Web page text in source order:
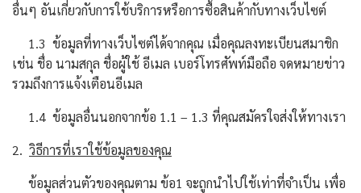
อื่นๆ อันเกี่ยวกับการใช้บริการหรือการซื้อสินค้ากับทางเว็บไซต์
1.3 ข้อมูลที่ทางเว็บไซต์ได้จากคุณ เมื่อคุณลงทะเบียนสมาชิก
เช่น ชื่อ นามสกุล ชื่อผู้ใช้ อีเมล เบอร์โทรศัพท์มือถือ จดหมายข่าว
รวมถึงการแจ้งเตือนอีเมล
1.4 ข้อมูลอื่นนอกจากข้อ 1.1 – 1.3 ที่คุณสมัครใจส่งให้ทางเรา
2. วิธีการที่เราใช้ข้อมูลของคุณ
ข้อมูลส่วนตัวของคุณตาม ข้อ1 จะถูกนำไปใช้เท่าที่จำเป็น เพื่อ